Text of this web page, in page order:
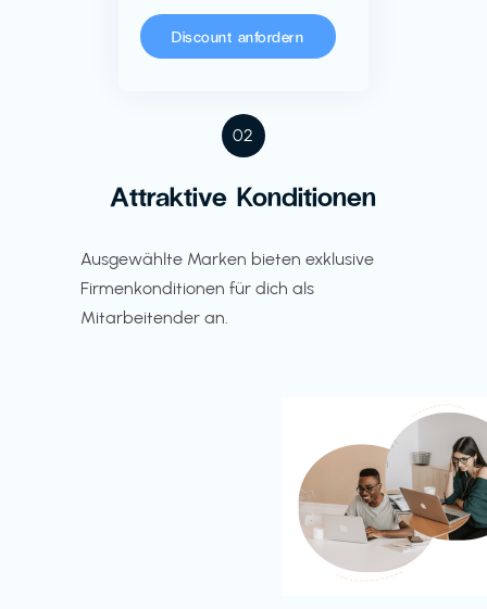
02
Attraktive Konditionen
Ausgewählte Marken bieten exklusive
Firmenkonditionen für dich als
Mitarbeitender an.
Discount anfordern